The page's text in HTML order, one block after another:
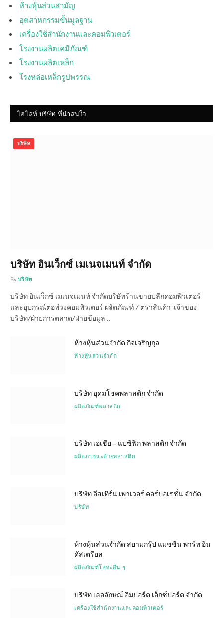
ห้างหุ้นส่วนสามัญ
อุตสาหกรรมขั้นมูลฐาน
เครื่องใช้สำนักงานและคอมพิวเตอร์
โรงงานผลิตเคมีภัณฑ์
โรงงานผลิตเหล็ก
โรงหล่อเหล็กรูปพรรณ
ไฮไลท์ บริษัท ที่น่าสนใจ
บริษัท
บริษัท อินเว็กซ์ เมเนจเมนท์ จำกัด
By บริษัท
บริษัท อินเว็กซ์ เมเนจเมนท์ จำกัดบริษัทร้านขายปลีกคอมพิวเตอร์
และอุปกรณ์ต่อพ่วงคอมพิวเตอร์ ผลิตภัณฑ์ / ตราสินค้า :เจ้าของ
บริษัท/ฝ่ายการตลาด/ฝ่ายข้อมูล …
ห้างหุ้นส่วนจำกัด กิจเจริญกุล
ห้างหุ้นส่วนจำกัด
บริษัท อุดมโชคพลาสติก จำกัด
ผลิตภัณฑ์พลาสติก
บริษัท เอเชีย – แปซิฟิก พลาสติก จำกัด
ผลิตภาชนะด้วยพลาสติก
บริษัท อีสเทิร์น เพาเวอร์ คอร์ปอเรชั่น จำกัด
บริษัท
ห้างหุ้นส่วนจำกัด สยามกรุ๊ป แมชชีน พาร์ท อิน
ดัสเตรียล
ผลิตภัณฑ์โลหะอื่น ๆ
บริษัท เลอลักษณ์ อิมปอร์ต เอ็กซ์ปอร์ต จำกัด
เครื่องใช้สำนักงานและคอมพิวเตอร์